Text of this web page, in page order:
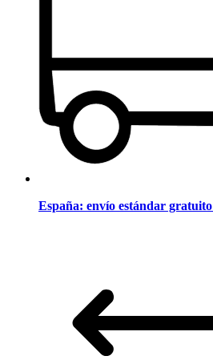
España: envío estándar gratuito